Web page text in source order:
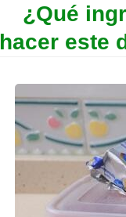
¿Qué
hacer este